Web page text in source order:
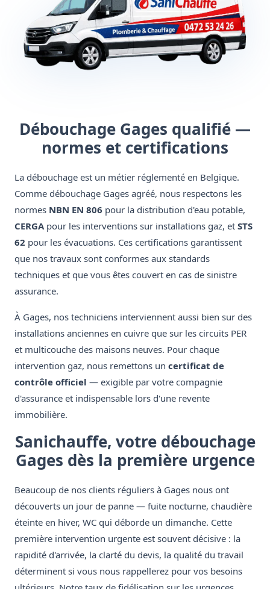
Débouchage Gages qualifié —
normes et certifications
La débouchage est un métier réglementé en Belgique.
Comme débouchage Gages agréé, nous respectons les
normes NBN EN 806 pour la distribution d'eau potable,
CERGApour les interventions sur installations gaz, et STS
62 pour les évacuations. Ces certifications garantissent
que nos travaux sont conformes aux standards
techniques et que vous êtes couvert en cas de sinistre
assurance.
À Gages, nos techniciens interviennent aussi bien sur des
installations anciennes en cuivre que sur les circuits PER
et multicouche des maisons neuves. Pour chaque
intervention gaz, nous remettons un certificat de
contrôle officiel — exigible par votre compagnie
d'assurance et indispensable lors d'une revente
immobilière.
Sanichauffe, votre débouchage
Gages dès la première urgence
Beaucoup de nos clients réguliers à Gages nous ont
découverts un jour de panne — fuite nocturne, chaudière
éteinte en hiver, WC qui déborde un dimanche. Cette
première intervention urgente est souvent décisive : la
rapidité d'arrivée, la clarté du devis, la qualité du travail
déterminent si vous nous rappellerez pour vos besoins